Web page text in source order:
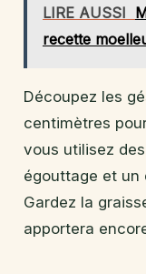
LIRE AUSSI
recette
Découpez les
centimètres
vous utilisez
égouttage et un
Gardez la
apportera